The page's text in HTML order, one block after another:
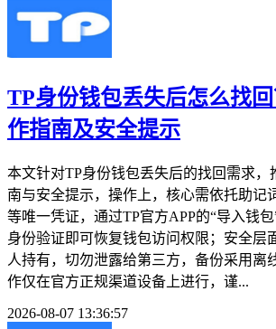
TP身份钱包丢失后怎么找
作指南及安全提示
本文针对TP身份钱包丢失后的找回需求，
南与安全提示，操作上，核心需依托助记
等唯一凭证，通过TP官方APP的“导入钱
身份验证即可恢复钱包访问权限；安全层
人持有，切勿泄露给第三方，备份采用离
作仅在官方正规渠道设备上进行，谨...
2026-08-07 13:36:57